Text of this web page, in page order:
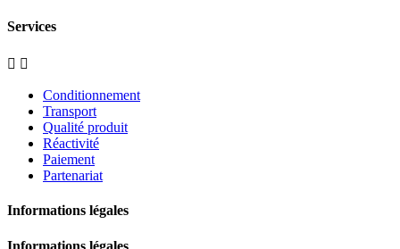
Services
 
Conditionnement
Transport
Qualité produit
Réactivité
Paiement
Partenariat
Informations légales
Informations légales